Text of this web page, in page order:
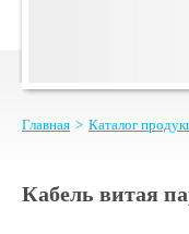
Главная > Каталог
Кабель витая